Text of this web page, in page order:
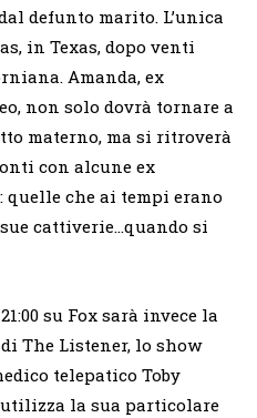
defunto marito. L’unica
in Texas, dopo venti
Amanda, ex
non solo dovrà tornare a
materno, ma si ritroverà
con alcune ex
che ai tempi erano
cattiverie…quando si
su Fox sarà invece la
The Listener, lo show
telepatico Toby
la sua particolare